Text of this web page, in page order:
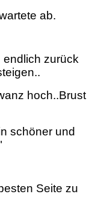
ab.
endlich zurück
hoch..Brust
schöner und
Seite zu